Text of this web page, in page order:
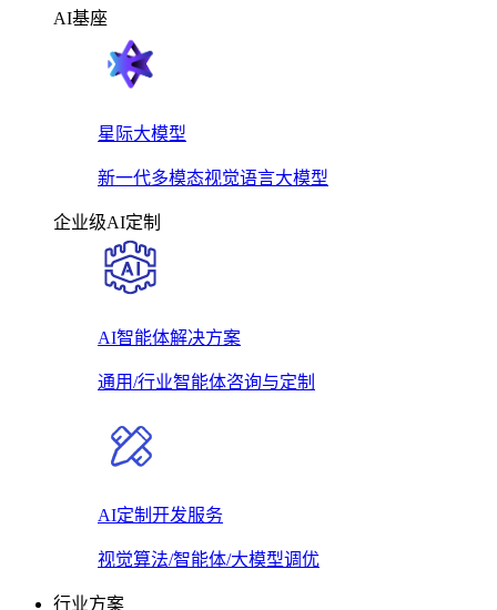
AI基座
星际大模型
新一代多模态视觉语言大模型
企业级AI定制
AI智能体解决方案
通用/行业智能体咨询与定制
AI定制开发服务
视觉算法/智能体/大模型调优
行业方案